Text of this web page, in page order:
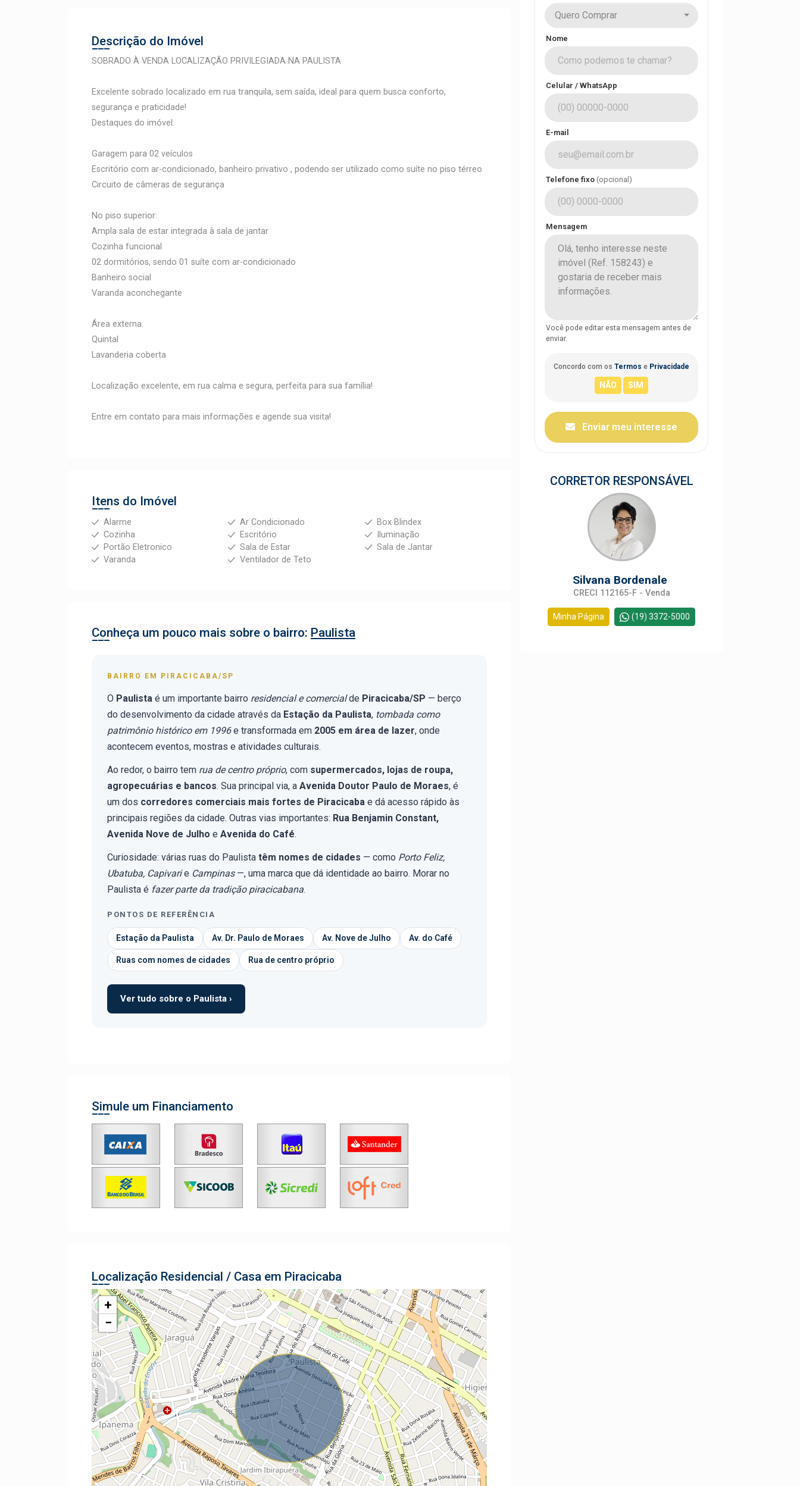
Descrição do Imóvel
SOBRADO À VENDA LOCALIZAÇÃO PRIVILEGIADA NA PAULISTA
Excelente sobrado localizado em rua tranquila, sem saída, ideal para quem busca conforto,
segurança e praticidade!
Destaques do imóvel:
Garagem para 02 veículos
Escritório com ar-condicionado, banheiro privativo , podendo ser utilizado como suíte no piso térreo
Circuito de câmeras de segurança
No piso superior:
Ampla sala de estar integrada à sala de jantar
Cozinha funcional
02 dormitórios, sendo 01 suíte com ar-condicionado
Banheiro social
Varanda aconchegante
Área externa:
Quintal
Lavanderia coberta
Localização excelente, em rua calma e segura, perfeita para sua família!
Entre em contato para mais informações e agende sua visita!
Itens do Imóvel
Alarme Ar Condicionado
Box Blindex
Cozinha
Escritório
Iluminação
Portão Eletronico
Sala de Estar
Sala de Jantar
Varanda
Ventilador de Teto
Conheça um pouco mais sobre o bairro: Paulista
BAIRRO EM PIRACICABA/SP
O Paulista é um importante bairro residencial e comercialde Piracicaba/SP — berço
do desenvolvimento da cidade através da Estação da Paulista, tombada como
patrimônio histórico em 1996e transformada em 2005 em área de lazer, onde
acontecem eventos, mostras e atividades culturais.
Ao redor, o bairro tem rua de centro próprio, com supermercados, lojas de roupa,
agropecuárias e bancos. Sua principal via, a Avenida Doutor Paulo de Moraes, é
um dos corredores comerciais mais fortes de Piracicaba e dá acesso rápido às
principais regiões da cidade. Outras vias importantes: Rua Benjamin Constant,
Avenida Nove de Julho e Avenida do Café.
Curiosidade: várias ruas do Paulista têm nomes de cidades — como Porto Feliz,
Ubatuba, Capivarie Campinas—, uma marca que dá identidade ao bairro. Morar no
Paulista é fazer parte da tradição piracicabana.
PONTOS DE REFERÊNCIA
Estação da Paulista Av. Dr. Paulo de Moraes Av. Nove de Julho Av. do Café
Ruas com nomes de cidades Rua de centro próprio
Ver tudo sobre o Paulista ›
Simule um Financiamento
Localização Residencial / Casa em Piracicaba
+
−
Quero Comprar
Nome
Celular / WhatsApp
E-mail
Telefone fixo (opcional)
Mensagem
Você pode editar esta mensagem antes de
enviar.
Concordo com os Termos e Privacidade
Enviar meu interesse
CORRETOR RESPONSÁVEL
Silvana Bordenale
CRECI 112165-F - Venda
Minha Página (19) 3372-5000